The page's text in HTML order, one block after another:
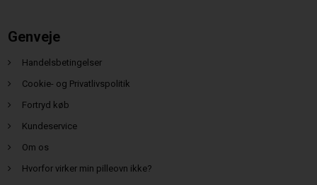
Genveje
Handelsbetingelser
Cookie- og Privatlivspolitik
Fortryd køb
Kundeservice
Om os
Hvorfor virker min pilleovn ikke?